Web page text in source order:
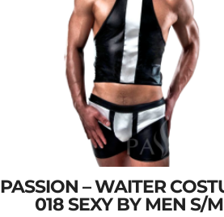
PASSION – WAITER
018 SEXY BY MEN S/M